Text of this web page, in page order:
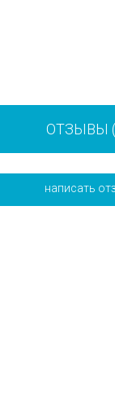
ОТЗЫВЫ
написать